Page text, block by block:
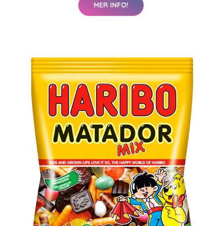
MER INFO!